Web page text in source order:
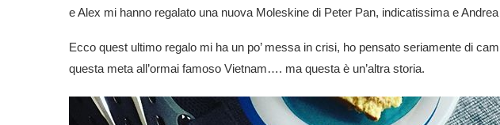
e Alex mi hanno regalato una nuova Moleskine di Peter Pan, indicatissima e
Ecco quest ultimo regalo mi ha un po’ messa in crisi, ho pensato seriamente di
questa meta all’ormai famoso Vietnam…. ma questa è un’altra storia.